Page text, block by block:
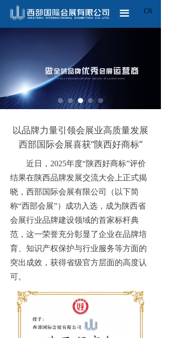
끀 CN
以品牌力量引领会展业高质量发展
西部国际会展喜获“陕西好商标”
近日， 2025年度“陕西好商标”评价
结果在陕西品牌发展交流大会上正式揭
晓，西部国际会展有限公司（以下简
称“西部会展”）成功入选，成为陕西省
会展行业品牌建设领域的首家标杆典
范，这一荣誉充分彰显了企业在品牌培
育、知识产权保护与行业服务等方面的
突出成效，获得省级官方层面的高度认
可。